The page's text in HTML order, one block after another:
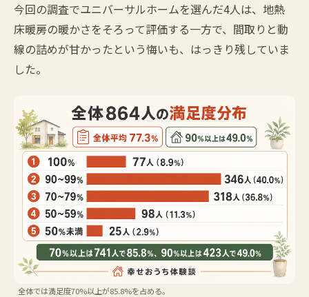
今回の調査でユニバーサルホームを選んだ4人は、地熱
床暖房の暖かさをそろって評価する一方で、間取りと動
線の詰めが甘かったという悔いも、はっきり残していま
した。
全体では満足度70%以上が85.8%を占める。